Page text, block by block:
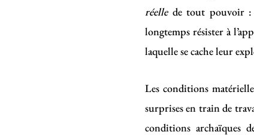
réellede tout pouvoir :
longtemps résister à
laquelle se cache leur
Les conditions
surprises en train de
conditions archaïques